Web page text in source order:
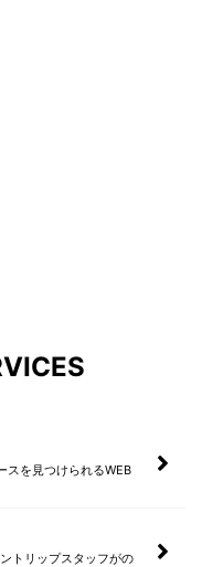
スを見つけられるWEB
トリップスタッフがの